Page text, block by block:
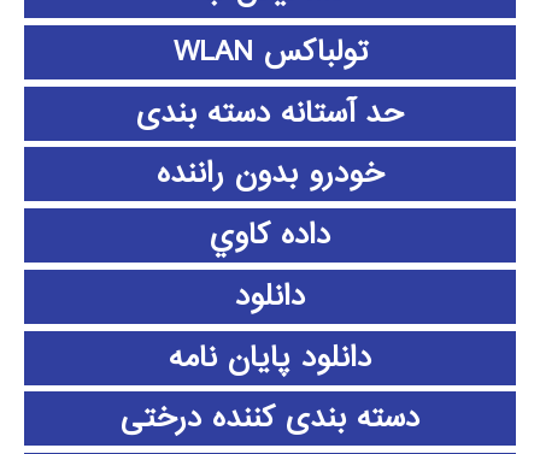
تولباکس WLAN
حد آستانه دسته بندی
خودرو بدون راننده
داده كاوي
دانلود
دانلود پايان نامه
دسته بندی کننده درختی